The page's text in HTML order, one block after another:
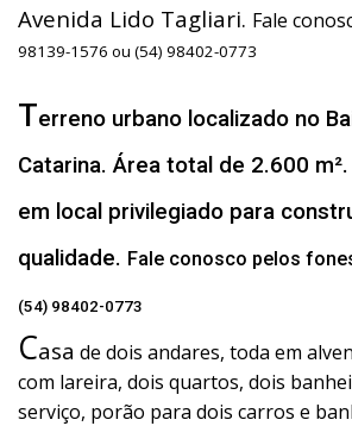
Avenida Lido Tagliari. Fale
98139-1576 ou (54) 98402-0773
Terreno urbano localizado no
Catarina. Área total de 2.600
em local privilegiado para
qualidade. Fale conosco pelos
(54) 98402-0773
Casa de dois andares, toda em
com lareira, dois quartos, dois
serviço, porão para dois carros e